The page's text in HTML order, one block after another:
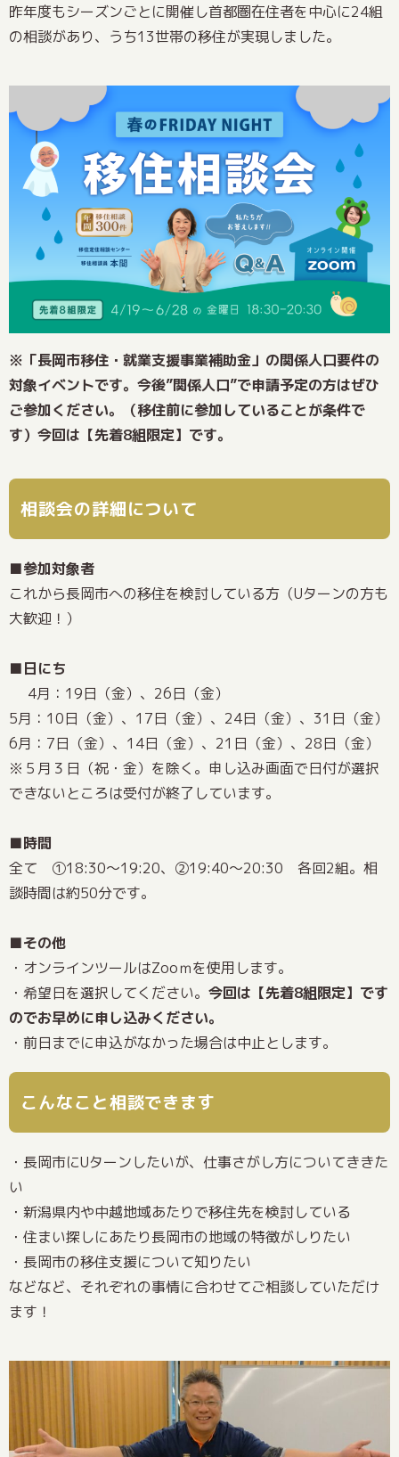
昨年度もシーズンごとに開催し首都圏在住者を中心に24組
の相談があり、うち13世帯の移住が実現しました。
※「長岡市移住・就業支援事業補助金」の関係人口要件の
対象イベントです。今後”関係人口”で申請予定の方はぜひ
ご参加ください。（移住前に参加していることが条件で
す）今回は【先着8組限定】です。
相談会の詳細について
■参加対象者
これから長岡市への移住を検討している方（Uターンの方も
大歓迎！）
■日にち
4月：19日（金）、26日（金）
5月：10日（金）、17日（金）、24日（金）、31日（金）
6月：7日（金）、14日（金）、21日（金）、28日（金）
※５月３日（祝・金）を除く。申し込み画面で日付が選択
できないところは受付が終了しています。
■時間
全て ①18:30～19:20、②19:40～20:30 各回2組。相
談時間は約50分です。
■その他
・オンラインツールはZooｍを使用します。
・希望日を選択してください。 今回は【先着8組限定】です
のでお早めに申し込みください。
・前日までに申込がなかった場合は中止とします。
こんなこと相談できます
・長岡市にUターンしたいが、仕事さがし方についてききた
い
・新潟県内や中越地域あたりで移住先を検討している
・住まい探しにあたり長岡市の地域の特徴がしりたい
・長岡市の移住支援について知りたい
などなど、それぞれの事情に合わせてご相談していただけ
ます！